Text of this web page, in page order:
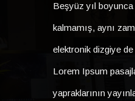
Beşyüz yıl boyunca
kalmamış, aynı
elektronik dizgiye de
Lorem Ipsum
yapraklarının